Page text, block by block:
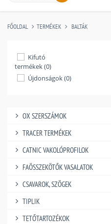
FŐOLDAL TERMÉKEK BALTÁK
Kifutó
termékek (0)
Újdonságok (0)
OX SZERSZÁMOK
TRACER TERMÉKEK
CATNIC VAKOLÓPROFILOK
FAÖSSZEKÖTŐK VASALATOK
CSAVAROK, SZÖGEK
TIPLIK
TETŐTARTOZÉKOK